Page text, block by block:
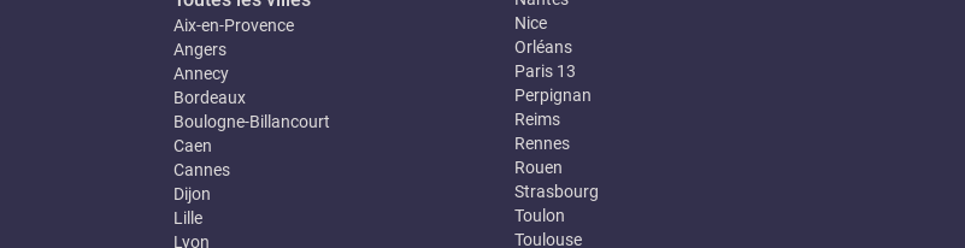
Aix-en-Provence
Angers
Annecy
Bordeaux
Boulogne-Billancourt
Caen
Cannes
Dijon
Lille
Lyon
Nice
Orléans
Paris 13
Perpignan
Reims
Rennes
Rouen
Strasbourg
Toulon
Toulouse